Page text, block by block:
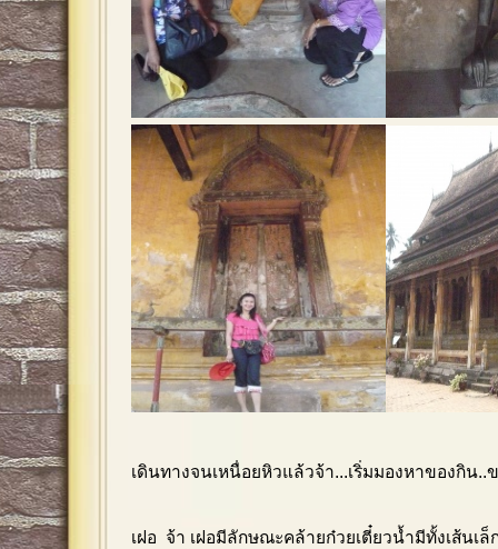
เดินทางจนเหนื่อยหิวแล้วจ้า...เริ่มมองหาของกิน
เฝอ จ้า เฝอมีลักษณะคล้ายก๋วยเตี๋ยวน้ำมีทั้งเส้นเ